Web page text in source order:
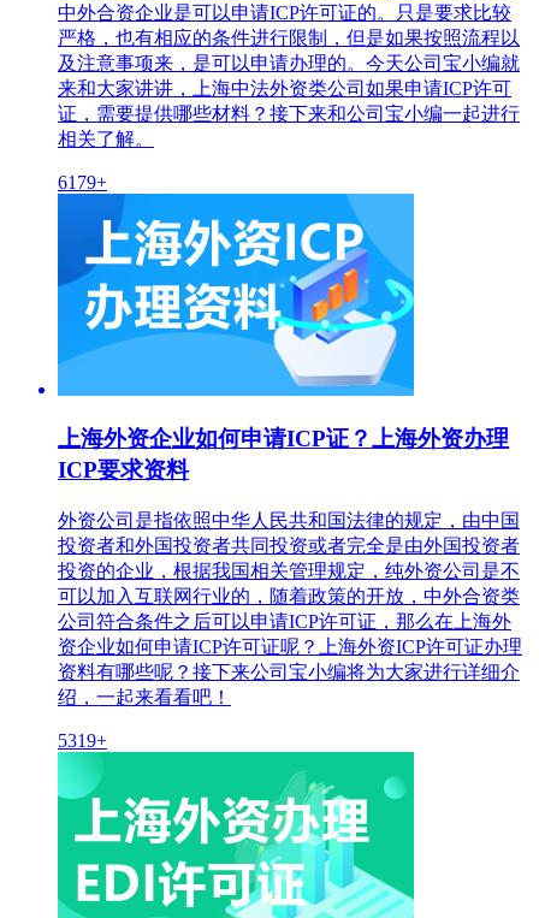
中外合资企业是可以申请ICP许可证的。只是要求比较
严格，也有相应的条件进行限制，但是如果按照流程以
及注意事项来，是可以申请办理的。今天公司宝小编就
来和大家讲讲，上海中法外资类公司如果申请ICP许可
证，需要提供哪些材料？接下来和公司宝小编一起进行
相关了解。
6179+
上海外资企业如何申请ICP证？上海外资办理
ICP要求资料
外资公司是指依照中华人民共和国法律的规定，由中国
投资者和外国投资者共同投资或者完全是由外国投资者
投资的企业，根据我国相关管理规定，纯外资公司是不
可以加入互联网行业的，随着政策的开放，中外合资类
公司符合条件之后可以申请ICP许可证，那么在上海外
资企业如何申请ICP许可证呢？上海外资ICP许可证办理
资料有哪些呢？接下来公司宝小编将为大家进行详细介
绍，一起来看看吧！
5319+